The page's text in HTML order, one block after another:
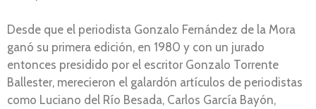
Desde que el periodista Gonzalo Fernández de la Mora
ganó su primera edición, en 1980 y con un jurado
entonces presidido por el escritor Gonzalo Torrente
Ballester, merecieron el galardón artículos de periodistas
como Luciano del Río Besada, Carlos García Bayón,